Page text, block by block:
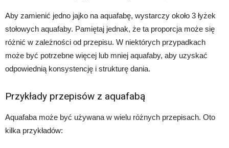
Aby zamienić jedno jajko na aquafabę, wystarczy około 3 łyżek
stołowych aquafaby. Pamiętaj jednak, że ta proporcja może się
różnić w zależności od przepisu. W niektórych przypadkach
może być potrzebne więcej lub mniej aquafaby, aby uzyskać
odpowiednią konsystencję i strukturę dania.
Przykłady przepisów z aquafabą
Aquafaba może być używana w wielu różnych przepisach. Oto
kilka przykładów: